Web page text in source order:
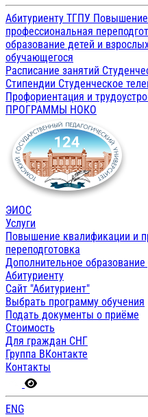
Абитуриенту ТГПУ
профессиональная
образование детей и
обучающегося
Расписание занятий
Стипендии Студенческое
Профориентация и
ПРОГРАММЫ НОКО
ЭИОС
Услуги
Повышение квалификации и
переподготовка
Дополнительное
Абитуриенту
Сайт "Абитуриент"
Выбрать программу обучения
Подать документы о приёме
Стоимость
Для граждан СНГ
Группа ВКонтакте
Контакты
ENG